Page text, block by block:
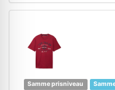
Samme prisniveau